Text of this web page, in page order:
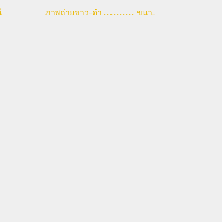
ภาพถ่ายขาว-ดำ ..................... ขนาด 7 x 9 ซม.